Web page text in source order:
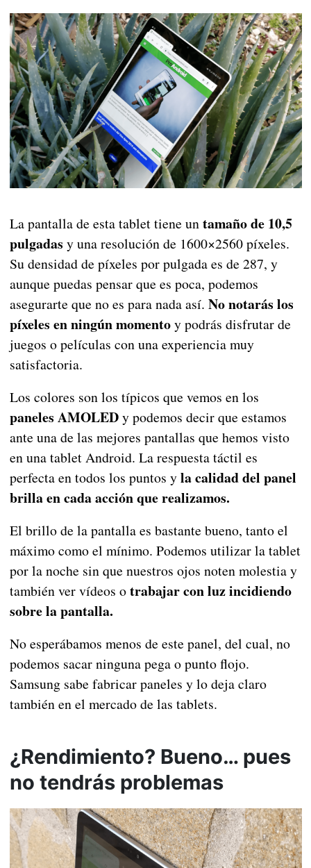
La pantalla de esta tablet tiene untamaño de 10,5
pulgadas y una resolución de 1600×2560 píxeles.
Su densidad de píxeles por pulgada es de 287, y
aunque puedas pensar que es poca, podemos
asegurarte que no es para nada así. No notarás los
píxeles en ningún momentoy podrás disfrutar de
juegos o películas con una experiencia muy
satisfactoria.
Los colores son los típicos que vemos en los
paneles AMOLEDy podemos decir que estamos
ante una de las mejores pantallas que hemos visto
en una tablet Android. La respuesta táctil es
perfecta en todos los puntos yla calidad del panel
brilla en cada acción que realizamos.
El brillo de la pantalla es bastante bueno, tanto el
máximo como el mínimo. Podemos utilizar la tablet
por la noche sin que nuestros ojos noten molestia y
también ver vídeos otrabajar con luz incidiendo
sobre la pantalla.
No esperábamos menos de este panel, del cual, no
podemos sacar ninguna pega o punto flojo.
Samsung sabe fabricar paneles y lo deja claro
también en el mercado de las tablets.
¿Rendimiento? Bueno… pues
no tendrás problemas